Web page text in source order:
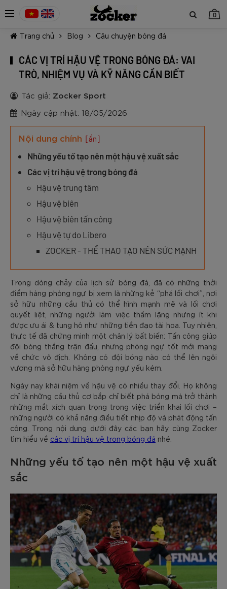
0
Trang chủ Blog Câu chuyện bóng đá
CÁC VỊ TRÍ HẬU VỆ TRONG BÓNG ĐÁ: VAI
TRÒ, NHIỆM VỤ VÀ KỸ NĂNG CẦN BIẾT
Tác giả: Zocker Sport
Ngày cập nhật: 18/05/2026
Nội dung chính [ẩn]
Những yếu tố tạo nên một hậu vệ xuất sắc
Các vị trí hậu vệ trong bóng đá
Hậu vệ trung tâm
Hậu vệ biên
Hậu vệ biên tấn công
Hậu vệ tự do Libero
ZOCKER - THỂ THAO TẠO NÊN SỨC MẠNH
Trong dòng chảy của lịch sử bóng đá, đã có những thời
điểm hàng phòng ngự bị xem là những kẻ “phá lối chơi”, nơi
sở hữu những cầu thủ có thể hình mạnh mẽ và lối chơi
quyết liệt, những người làm việc thầm lặng nhưng ít khi
được ưu ái & tung hô như những tiền đạo tài hoa. Tuy nhiên,
thực tế đã chứng minh một chân lý bất biến: Tấn công giúp
đội bóng thắng trận đấu, nhưng phòng ngự tốt mới mang
về chức vô địch. Không có đội bóng nào có thể lên ngôi
vương mà sở hữu hàng phòng ngự yếu kém.
Ngày nay khái niệm về hậu vệ có nhiều thay đổi. Họ không
chỉ là những cầu thủ cơ bắp chỉ biết phá bóng mà trở thành
những mắt xích quan trọng trong việc triển khai lối chơi –
những người có khả năng điều tiết nhịp độ và phát động tấn
công. Trong nội dung dưới đây các bạn hãy cùng Zocker
tìm hiểu về các vị trí hậu vệ trong bóng đá nhé.
Những yếu tố tạo nên một hậu vệ xuất
sắc